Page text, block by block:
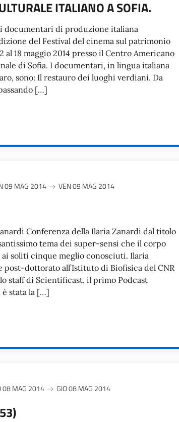
ITALIANO A SOFIA.
documentari di produzione italiana
del Festival del cinema sul patrimonio
al 18 maggio 2014 presso il Centro Americano
di Sofia. I documentari, in lingua italiana
sono: Il restauro dei luoghi verdiani. Da
[…]
09 MAG 2014 VEN 09 MAG 2014
Conferenza della Ilaria Zanardi dal titolo
tema dei super-sensi che il corpo
soliti cinque meglio conosciuti. Ilaria
dottorato all’Istituto di Biofisica del CNR
staff di Scientificast, il primo Podcast
stata la […]
08 MAG 2014 GIO 08 MAG 2014